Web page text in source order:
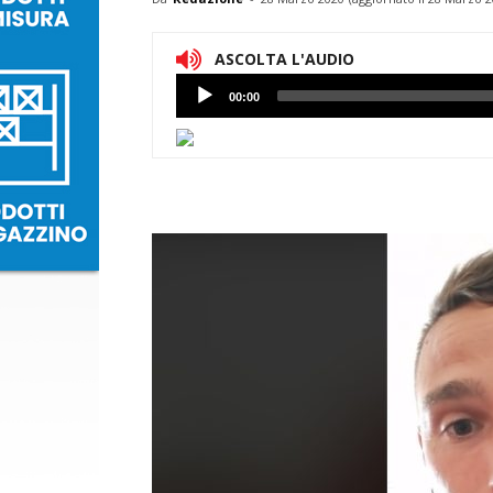
ASCOLTA L'AUDIO
Lettore
Audio
00:00